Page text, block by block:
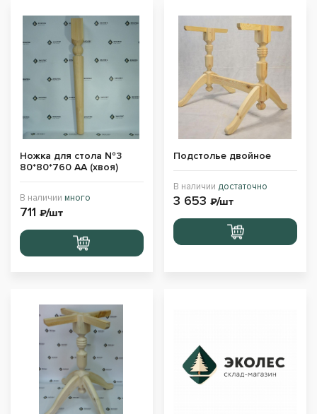
Ножка для стола №3
80*80*760 АА (хвоя)
В наличии много
711 ₽/шт
Перейти
в корзину
Подстолье двойное
В наличии достаточно
3 653 ₽/шт
Перейти
в корзину